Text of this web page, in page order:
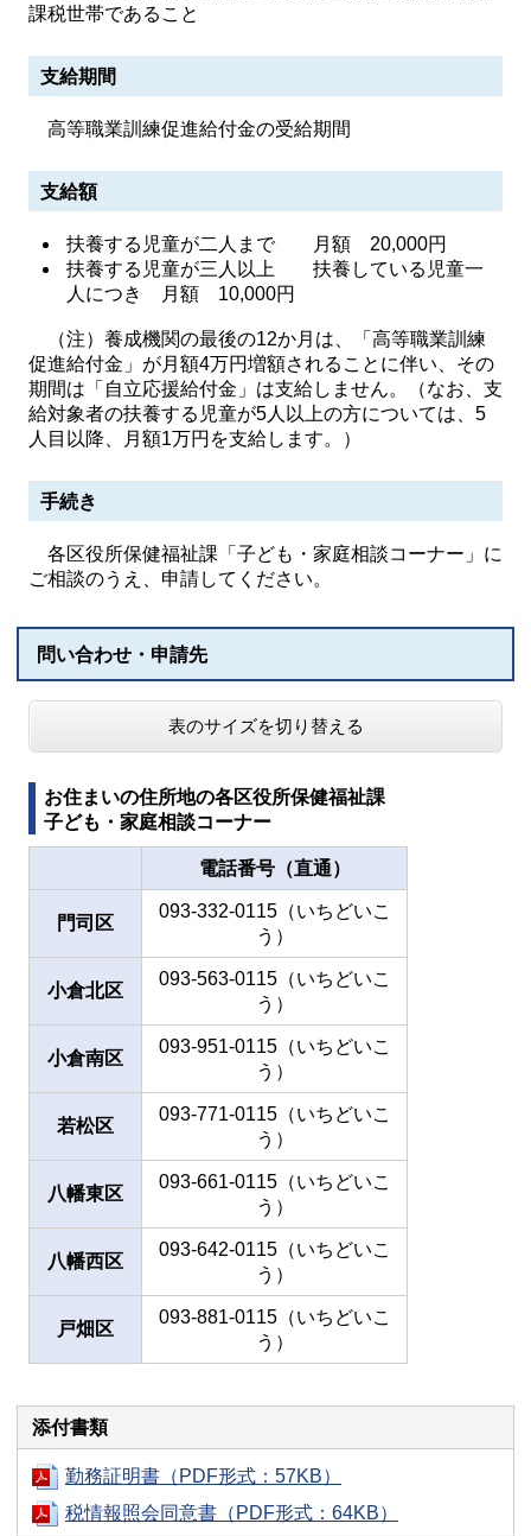
課税世帯であること
支給期間
高等職業訓練促進給付金の受給期間
支給額
扶養する児童が二人まで 月額 20,000円
扶養する児童が三人以上 扶養している児童一
人につき 月額 10,000円
（注）養成機関の最後の12か月は、「高等職業訓練
促進給付金」が月額4万円増額されることに伴い、その
期間は「自立応援給付金」は支給しません。（なお、支
給対象者の扶養する児童が5人以上の方については、5
人目以降、月額1万円を支給します。）
手続き
各区役所保健福祉課「子ども・家庭相談コーナー」に
ご相談のうえ、申請してください。
問い合わせ・申請先
表のサイズを切り替える
お住まいの住所地の各区役所保健福祉課
子ども・家庭相談コーナー
電話番号（直通）
門司区
093-332-0115（いちどいこ
う）
小倉北区
093-563-0115（いちどいこ
う）
小倉南区
093-951-0115（いちどいこ
う）
若松区
093-771-0115（いちどいこ
う）
八幡東区
093-661-0115（いちどいこ
う）
八幡西区
093-642-0115（いちどいこ
う）
戸畑区
093-881-0115（いちどいこ
う）
添付書類
勤務証明書（PDF形式：57KB）
税情報照会同意書（PDF形式：64KB）